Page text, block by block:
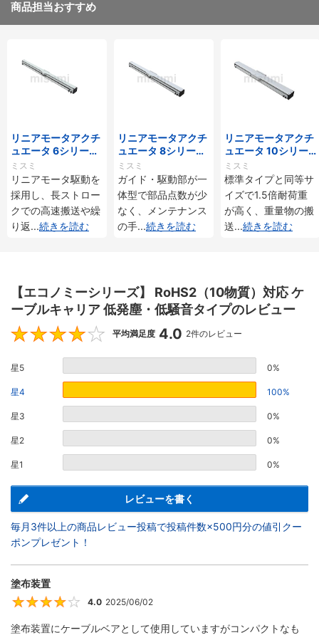
商品担当おすすめ
リニアモータアクチ
ュエータ 6シリーズ
標準タイプ インクリ
メンタル・アブソリ
ュート仕様
ミスミ
リニアモータ駆動を
採用し、長ストロー
クでの高速搬送や繰
り返...続きを読む
リニアモータアクチ
ュエータ 8シリーズ
標準タイプ インクリ
メンタル・アブソリ
ュート仕様
ミスミ
ガイド・駆動部が一
体型で部品点数が少
なく、メンテナンス
の手...続きを読む
リニアモータアクチ
ュエータ 10シリー
ズ 標準タイプ 重荷
重 インクリメンタ
ル・アブソリュート
仕様
ミスミ
標準タイプと同等サ
イズで1.5倍耐荷重
が高く、重量物の搬
送...続きを読む
【エコノミーシリーズ】 RoHS2（10物質）対応 ケ
ーブルキャリア 低発塵・低騒音タイプのレビュー
4
平均満足度 4.0 2件のレビュー
星5 0%
星4 100%
星3 0%
星2 0%
星1 0%
レビューを書く
毎月3件以上の商品レビュー投稿で投稿件数×500円分の値引クー
ポンプレゼント！
塗布装置
4
4.0 2025/06/02
塗布装置にケーブルベアとして使用していますがコンパクトなも